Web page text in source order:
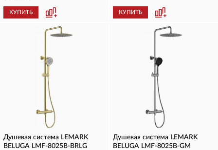
КУПИТЬ КУПИТЬ
Душевая система LEMARK
BELUGA LMF-8025B-BRLG
Душевая система LEMARK
BELUGA LMF-8025B-GM